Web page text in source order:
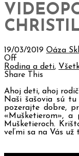
19/03/2019 Oáza
Off
Rodina a deti,
Share This
Ahoj deti, ahoj
Naši šašovia sú
pozerajte dobre,
«Mušketierom»,
Mušketieroch.
veľmi sa na Vás už